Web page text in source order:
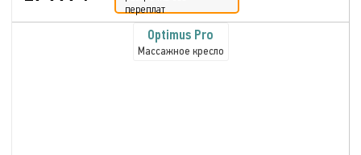
переплат
Optimus Pro
Массажное кресло